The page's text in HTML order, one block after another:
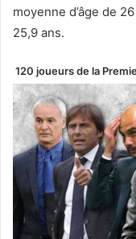
moyenne d’âge de
25,9 ans.
120 joueurs de la